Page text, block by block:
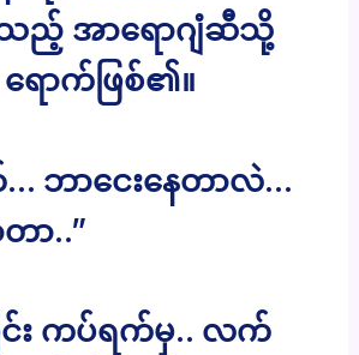
သည့် အာရောဂျံဆီသို့
ောက်ဖြစ်၏။
… ဘာငေးနေတာလဲ…
..”
င်း ကပ်ရက်မှ.. လက်